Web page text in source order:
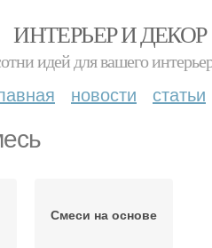
ИНТЕРЬЕР И ДЕКОР
идей для вашего
новости статьи
Смеси на основе